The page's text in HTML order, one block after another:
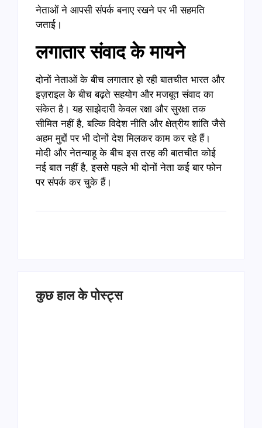
नेताओं ने आपसी संपर्क बनाए रखने पर भी सहमति
जताई।
लगातार संवाद के मायने
दोनों नेताओं के बीच लगातार हो रही बातचीत भारत और
इज़राइल के बीच बढ़ते सहयोग और मजबूत संवाद का
संकेत है। यह साझेदारी केवल रक्षा और सुरक्षा तक
सीमित नहीं है, बल्कि विदेश नीति और क्षेत्रीय शांति जैसे
अहम मुद्दों पर भी दोनों देश मिलकर काम कर रहे हैं।
मोदी और नेतन्याहू के बीच इस तरह की बातचीत कोई
नई बात नहीं है, इससे पहले भी दोनों नेता कई बार फोन
पर संपर्क कर चुके हैं।
कुछ हाल के पोस्ट्स